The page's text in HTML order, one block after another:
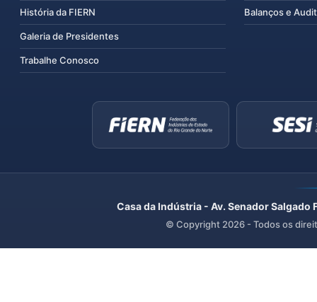
História da FIERN
Galeria de Presidentes
Trabalhe Conosco
Balanços e
Casa da Indústria - Av. Senador
© Copyright 2026 - Todos os